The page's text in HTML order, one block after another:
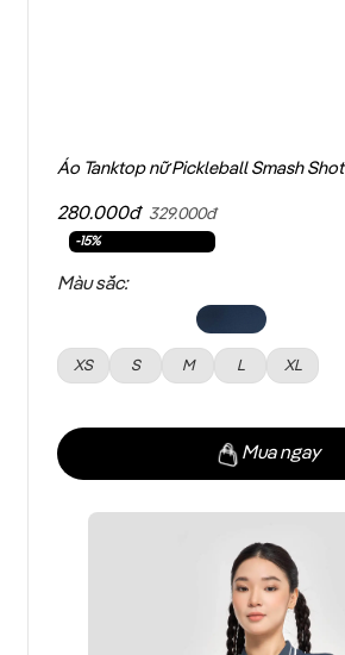
Áo Tanktop nữ Pickleball Smash Shot
280.000đ 329.000đ
-15%
Màu sắc:
XS S M L XL
Mua ngay